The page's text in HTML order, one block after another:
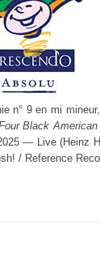
n° 9 en mi
Black American
— Live (Heinz
/ Reference